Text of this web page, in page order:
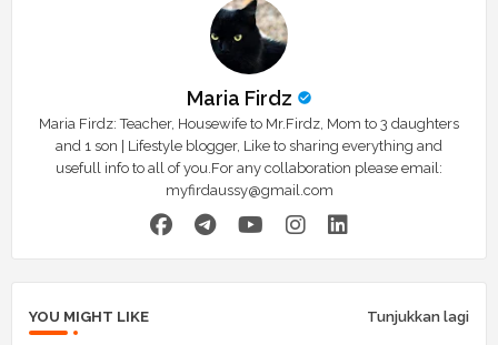
Maria Firdz
Maria Firdz: Teacher, Housewife to Mr.Firdz, Mom to 3 daughters
and 1 son | Lifestyle blogger, Like to sharing everything and
usefull info to all of you.For any collaboration please email:
myfirdaussy@gmail.com
YOU MIGHT LIKE Tunjukkan lagi